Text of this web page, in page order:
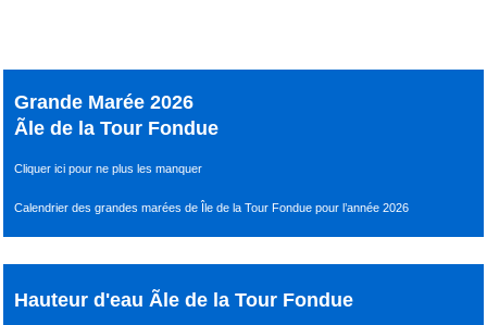
Grande Marée 2026
Ãle de la Tour Fondue
Cliquer ici pour ne plus les manquer
Calendrier des grandes marées de Île de la Tour Fondue pour l’année 2026
Hauteur d'eau Ãle de la Tour Fondue